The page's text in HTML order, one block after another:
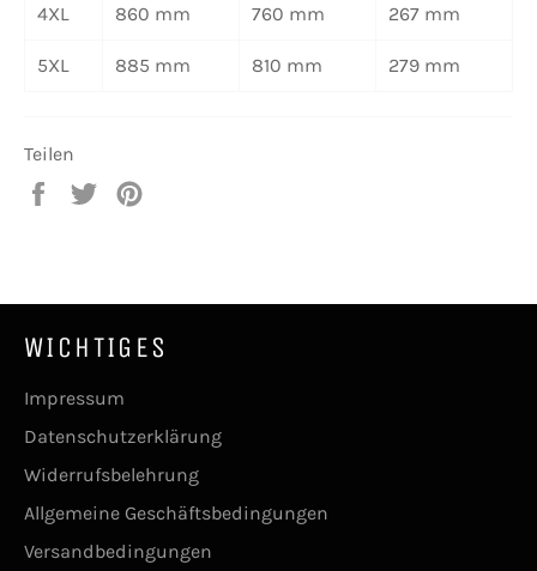
4XL 860 mm 760 mm 267 mm
5XL 885 mm 810 mm 279 mm
Teilen
Auf
Auf
WICHTIGES
Impressum
Datenschutzerklärung
Widerrufsbelehrung
Allgemeine Geschäftsbedingungen
Versandbedingungen